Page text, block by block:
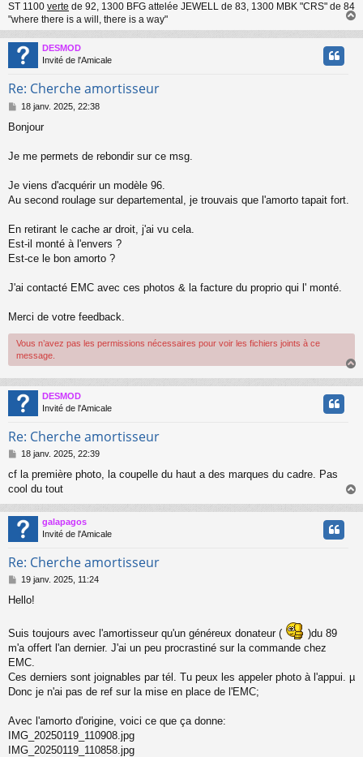
ST 1100 verte de 92, 1300 BFG attelée JEWELL de 83, 1300 MBK "CRS" de 84
"where there is a will, there is a way"
a
u
DESMOD
Invité de l'Amicale
Re: Cherche amortisseur
M
s
a
18 janv. 2025, 22:38
Bonjour
Je me permets de rebondir sur ce msg.
Je viens d'acquérir un modèle 96.
Au second roulage sur departemental, je trouvais que l'amorto tapait fort.
En retirant le cache ar droit, j'ai vu cela.
Est-il monté à l'envers ?
Est-ce le bon amorto ?
J'ai contacté EMC avec ces photos & la facture du proprio qui l' monté.
Merci de votre feedback.
Vous n’avez pas les permissions nécessaires pour voir les fichiers joints à ce
message.
a
u
DESMOD
Invité de l'Amicale
Re: Cherche amortisseur
M
s
s
g
e
18 janv. 2025, 22:39
cf la première photo, la coupelle du haut a des marques du cadre. Pas
cool du tout
a
u
galapagos
Invité de l'Amicale
Re: Cherche amortisseur
M
s
a
g
e
19 janv. 2025, 11:24
Hello!
Suis toujours avec l'amortisseur qu'un généreux donateur (
)du 89
m'a offert l'an dernier. J'ai un peu procrastiné sur la commande chez
EMC.
Ces derniers sont joignables par tél. Tu peux les appeler photo à l'appui. µ
Donc je n'ai pas de ref sur la mise en place de l'EMC;
Avec l'amorto d'origine, voici ce que ça donne:
IMG_20250119_110908.jpg
IMG_20250119_110858.jpg